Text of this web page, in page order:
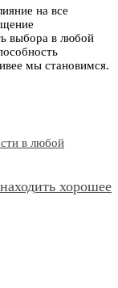
на все
выбора в любой
мы становимся.
хорошее